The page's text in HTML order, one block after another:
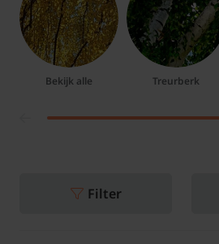
Bekijk alle Treurberk
Filter